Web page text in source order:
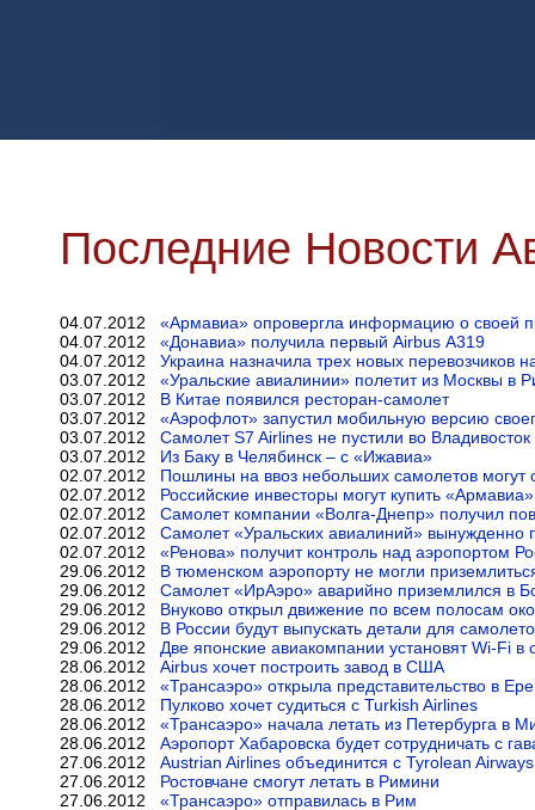
Последние Новости
04.07.2012 «Армавиа» опровергла информацию о своей
04.07.2012 «Донавиа» получила первый Airbus А319
04.07.2012 Украина назначила трех новых перевозчиков
03.07.2012 «Уральские авиалинии» полетит из Москвы в
03.07.2012 В Китае появился ресторан-самолет
03.07.2012 «Аэрофлот» запустил мобильную версию
03.07.2012 Самолет S7 Airlines не пустили во Владивосток
03.07.2012 Из Баку в Челябинск – с «Ижавиа»
02.07.2012 Пошлины на ввоз небольших самолетов могут
02.07.2012 Российские инвесторы могут купить «Армавиа»
02.07.2012 Самолет компании «Волга-Днепр» получил
02.07.2012 Самолет «Уральских авиалиний» вынужденно
02.07.2012 «Ренова» получит контроль над аэропортом
29.06.2012 В тюменском аэропорту не могли
29.06.2012 Самолет «ИрАэро» аварийно приземлился в
29.06.2012 Внуково открыл движение по всем полосам
29.06.2012 В России будут выпускать детали для
29.06.2012 Две японские авиакомпании установят Wi-Fi в
28.06.2012 Airbus хочет построить завод в США
28.06.2012 «Трансаэро» открыла представительство в
28.06.2012 Пулково хочет судиться с Turkish Airlines
28.06.2012 «Трансаэро» начала летать из Петербурга в
28.06.2012 Аэропорт Хабаровска будет сотрудничать с
27.06.2012 Austrian Airlines объединится с Tyrolean Airways
27.06.2012 Ростовчане смогут летать в Римини
27.06.2012 «Трансаэро» отправилась в Рим